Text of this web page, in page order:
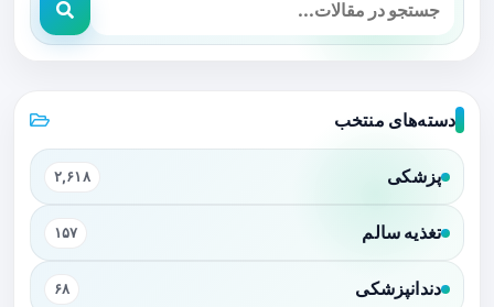
دسته‌های منتخب
پزشکی ۲,۶۱۸
تغذیه سالم ۱۵۷
دندانپزشکی ۶۸